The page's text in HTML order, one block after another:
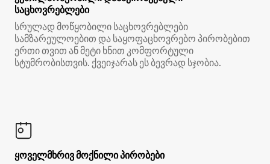
საცხოვრებლები
სრულად მოწყობილი საცხოვრებლები
სამზარეულოებით და საყოფაცხოვრებო პირობებით
ერთი თვით ან მეტი ხნით კომფორტული
სტუმრობისთვის. ქვეიჯარას ეს ბევრად სჯობია.
ყოველმხრივ მოქნილი პირობები